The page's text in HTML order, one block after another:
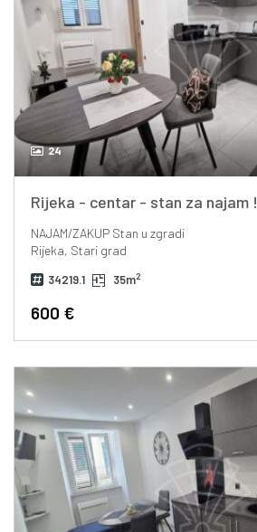
24
Rijeka - centar - stan za najam !
NAJAM/ZAKUPStan u zgradi
Rijeka, Stari grad
34219.1 35m2
600 €